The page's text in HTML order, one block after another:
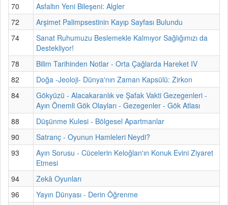
70
Asfaltın Yeni Bileşeni: Algler
72
Arşimet Palimpsestinin Kayıp Sayfası Bulundu
74
Sanat Ruhumuzu Beslemekle Kalmıyor Sağlığımızı da
Destekliyor!
78
Bilim Tarihinden Notlar - Orta Çağlarda Hareket IV
82
Doğa -Jeoloji- Dünya'nın Zaman Kapsülü: Zirkon
84
Gökyüzü - Alacakaranlık ve Şafak Vakti Gezegenleri -
Ayın Önemli Gök Olayları - Gezegenler - Gök Atlası
88
Düşünme Kulesi - Bölgesel Apartmanlar
90
Satranç - Oyunun Hamleleri Neydi?
93
Ayın Sorusu - Cücelerin Keloğlan'ın Konuk Evini Ziyaret
Etmesi
94
Zekâ Oyunları
96
Yayın Dünyası - Derin Öğrenme